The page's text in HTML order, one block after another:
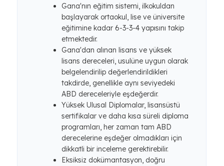
Gana'nın eğitim sistemi, ilkokuldan
başlayarak ortaokul, lise ve üniversite
eğitimine kadar 6-3-3-4 yapısını takip
etmektedir.
Gana'dan alınan lisans ve yüksek
lisans dereceleri, usulüne uygun olarak
belgelendirilip değerlendirildikleri
takdirde, genellikle aynı seviyedeki
ABD dereceleriyle eşdeğerdir.
Yüksek Ulusal Diplomalar, lisansüstü
sertifikalar ve daha kısa süreli diploma
programları, her zaman tam ABD
derecelerine eşdeğer olmadıkları için
dikkatli bir inceleme gerektirebilir.
Eksiksiz dokümantasyon, doğru